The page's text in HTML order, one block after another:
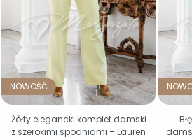
NOWOŚĆ
Żółty elegancki komplet damski
z szerokimi spodniami – Lauren